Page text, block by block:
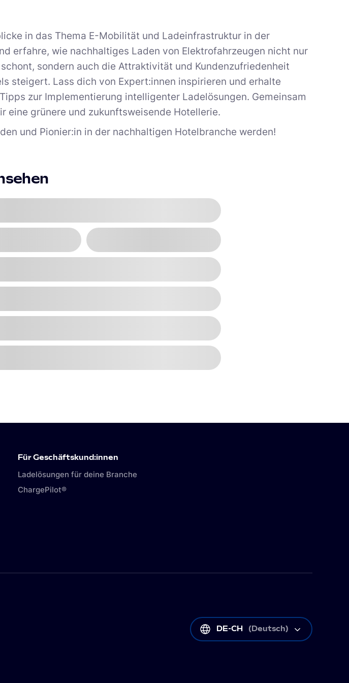
in das Thema E-Mobilität und Ladeinfrastruktur in der
erfahre, wie nachhaltiges Laden von Elektrofahrzeugen nicht nur
sondern auch die Attraktivität und Kundenzufriedenheit
steigert. Lass dich von Expert:innen inspirieren und erhalte
zur Implementierung intelligenter Ladelösungen. Gemeinsam
eine grünere und zukunftsweisende Hotellerie.
und Pionier:in in der nachhaltigen Hotelbranche werden!
Für Geschäftskund:innen
Ladelösungen für deine Branche
ChargePilot®
DE-CH
(Deutsch)